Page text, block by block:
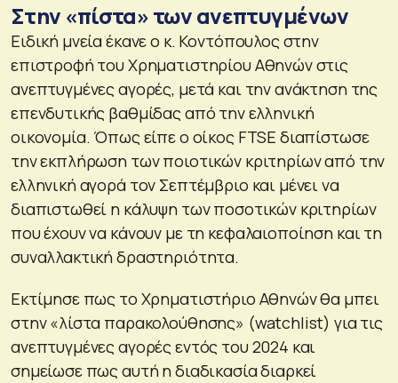
Στην «πίστα» των ανεπτυγμένων
Ειδική μνεία έκανε ο κ. Κοντόπουλος στην
επιστροφή του Χρηματιστηρίου Αθηνών στις
ανεπτυγμένες αγορές, μετά και την ανάκτηση της
επενδυτικής βαθμίδας από την ελληνική
οικονομία. Όπως είπε ο οίκος FTSE διαπίστωσε
την εκπλήρωση των ποιοτικών κριτηρίων από την
ελληνική αγορά τον Σεπτέμβριο και μένει να
διαπιστωθεί η κάλυψη των ποσοτικών κριτηρίων
που έχουν να κάνουν με τη κεφαλαιοποίηση και τη
συναλλακτική δραστηριότητα.
Εκτίμησε πως το Χρηματιστήριο Αθηνών θα μπει
στην «λίστα παρακολούθησης» (watchlist) για τις
ανεπτυγμένες αγορές εντός του 2024 και
σημείωσε πως αυτή η διαδικασία διαρκεί